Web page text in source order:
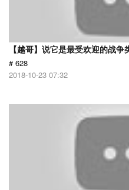
【越哥】说它是最受欢迎的战争
# 628
2018-10-23 07:32